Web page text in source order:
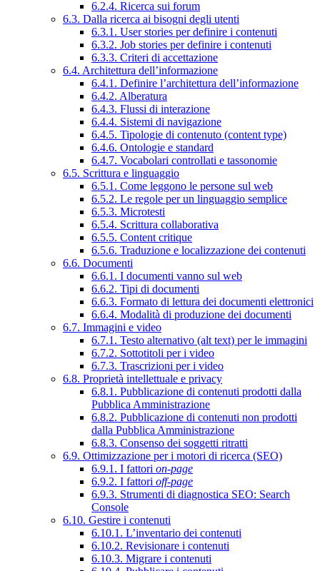
6.2.4. Ricerca sui forum
6.3. Dalla ricerca ai bisogni degli utenti
6.3.1. User stories per definire i contenuti
6.3.2. Job stories per definire i contenuti
6.3.3. Criteri di accettazione
6.4. Architettura dell’informazione
6.4.1. Definire l’architettura dell’informazione
6.4.2. Alberatura
6.4.3. Flussi di interazione
6.4.4. Sistemi di navigazione
6.4.5. Tipologie di contenuto (content type)
6.4.6. Ontologie e standard
6.4.7. Vocabolari controllati e tassonomie
6.5. Scrittura e linguaggio
6.5.1. Come leggono le persone sul web
6.5.2. Le regole per un linguaggio semplice
6.5.3. Microtesti
6.5.4. Scrittura collaborativa
6.5.5. Content critique
6.5.6. Traduzione e localizzazione dei contenuti
6.6. Documenti
6.6.1. I documenti vanno sul web
6.6.2. Tipi di documenti
6.6.3. Formato di lettura dei documenti elettronici
6.6.4. Modalità di produzione dei documenti
6.7. Immagini e video
6.7.1. Testo alternativo (alt text) per le immagini
6.7.2. Sottotitoli per i video
6.7.3. Trascrizioni per i video
6.8. Proprietà intellettuale e privacy
6.8.1. Pubblicazione di contenuti prodotti dalla
Pubblica Amministrazione
6.8.2. Pubblicazione di contenuti non prodotti
dalla Pubblica Amministrazione
6.8.3. Consenso dei soggetti ritratti
6.9. Ottimizzazione per i motori di ricerca (SEO)
6.9.1. I fattori on-page
6.9.2. I fattori off-page
6.9.3. Strumenti di diagnostica SEO: Search
Console
6.10. Gestire i contenuti
6.10.1. L’inventario dei contenuti
6.10.2. Revisionare i contenuti
6.10.3. Migrare i contenuti